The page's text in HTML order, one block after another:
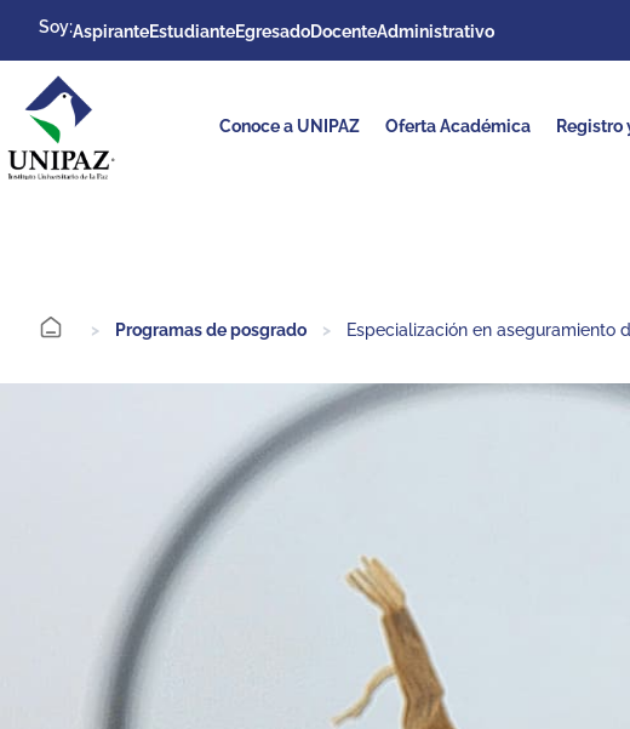
Soy:AspiranteEstudianteEgresadoDocenteAdministrativo
Conoce a UNIPAZ Oferta Académica Registro
> Programas de posgrado > Especialización en aseguramiento